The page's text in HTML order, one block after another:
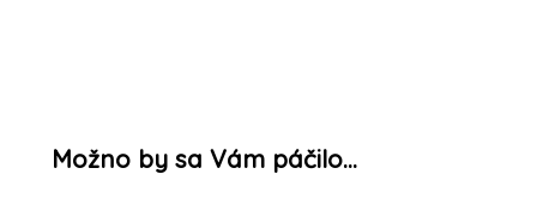
Možno by sa Vám páčilo…